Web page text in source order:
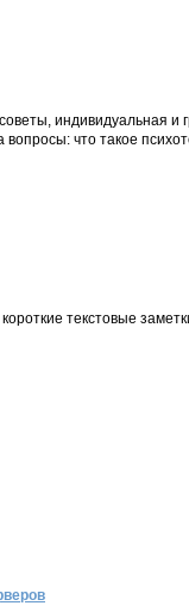
индивидуальная и
что такое
текстовые